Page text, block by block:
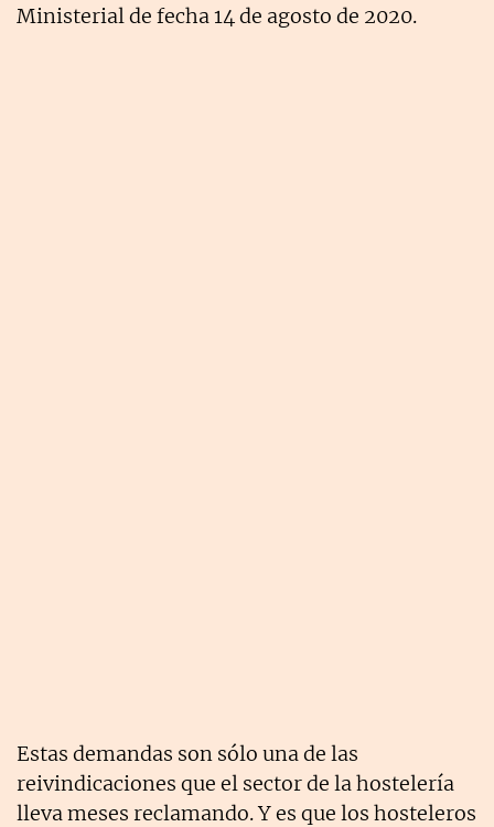
Ministerial de fecha 14 de agosto de 2020.
Estas demandas son sólo una de las
reivindicaciones que el sector de la hostelería
lleva meses reclamando. Y es que los hosteleros